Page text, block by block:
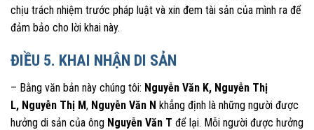
chịu trách nhiệm trước pháp luật và xin đem tài sản của mình ra để
đảm bảo cho lời khai này.
ĐIỀU 5. KHAI NHẬN DI SẢN
– Bằng văn bản này chúng tôi: Nguyễn Văn K, Nguyễn Thị
L, Nguyễn Thị M, Nguyễn Văn N khẳng định là những người được
hưởng di sản của ông Nguyễn Văn T để lại. Mỗi người được hưởng